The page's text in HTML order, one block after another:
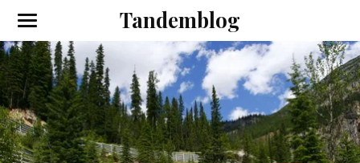
Tandemblog